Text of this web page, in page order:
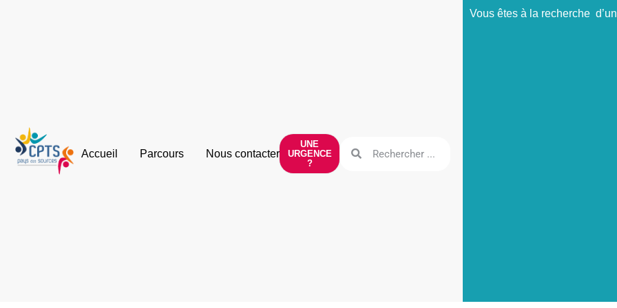
Accueil Parcours Nous contacter
UNE
URGENCE
?
Vous êtes à la recherche d’un